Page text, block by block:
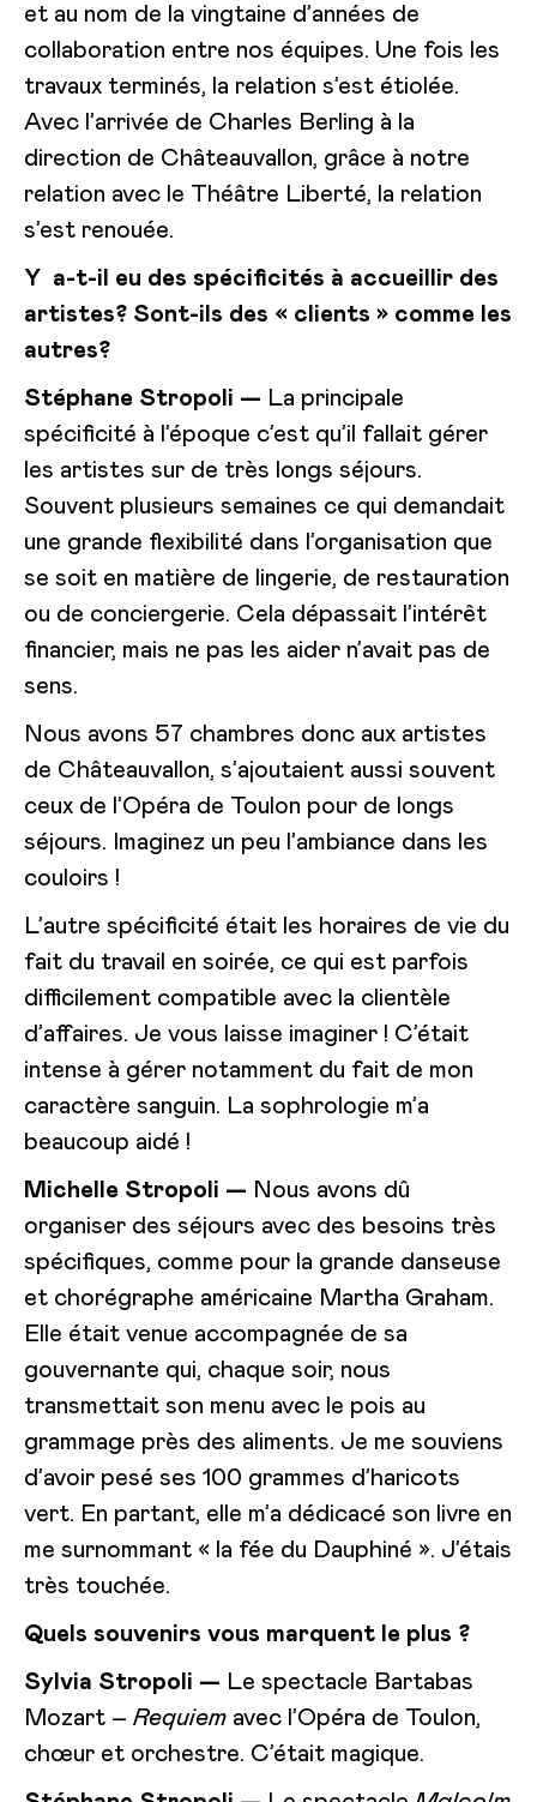
et au nom de la vingtaine d’années de
collaboration entre nos équipes. Une fois les
travaux terminés, la relation s’est étiolée.
Avec l’arrivée de Charles Berling à la
direction de Châteauvallon, grâce à notre
relation avec le Théâtre Liberté, la relation
s’est renouée.
Y a-t-il eu des spécificités à accueillir des
artistes? Sont-ils des « clients » comme les
autres?
Stéphane Stropoli — La principale
spécificité à l’époque c’est qu’il fallait gérer
les artistes sur de très longs séjours.
Souvent plusieurs semaines ce qui demandait
une grande flexibilité dans l’organisation que
se soit en matière de lingerie, de restauration
ou de conciergerie. Cela dépassait l’intérêt
financier, mais ne pas les aider n’avait pas de
sens.
Nous avons 57 chambres donc aux artistes
de Châteauvallon, s’ajoutaient aussi souvent
ceux de l’Opéra de Toulon pour de longs
séjours. Imaginez un peu l’ambiance dans les
couloirs !
L’autre spécificité était les horaires de vie du
fait du travail en soirée, ce qui est parfois
difficilement compatible avec la clientèle
d’affaires. Je vous laisse imaginer ! C’était
intense à gérer notamment du fait de mon
caractère sanguin. La sophrologie m’a
beaucoup aidé !
Michelle Stropoli — Nous avons dû
organiser des séjours avec des besoins très
spécifiques, comme pour la grande danseuse
et chorégraphe américaine Martha Graham.
Elle était venue accompagnée de sa
gouvernante qui, chaque soir, nous
transmettait son menu avec le pois au
grammage près des aliments. Je me souviens
d’avoir pesé ses 100 grammes d’haricots
vert. En partant, elle m’a dédicacé son livre en
me surnommant « la fée du Dauphiné ». J’étais
très touchée.
Quels souvenirs vous marquent le plus ?
Sylvia Stropoli — Le spectacle Bartabas
Mozart – Requiem avec l’Opéra de Toulon,
chœur et orchestre. C’était magique.